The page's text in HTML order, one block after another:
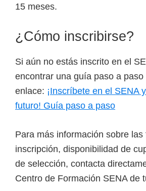
15 meses.
¿Cómo inscribirse?
Si aún no estás inscrito en el
encontrar una guía paso a
enlace: ¡Inscríbete en el SENA
futuro! Guía paso a paso
Para más información sobre las
inscripción, disponibilidad de
de selección, contacta
Centro de Formación SENA de